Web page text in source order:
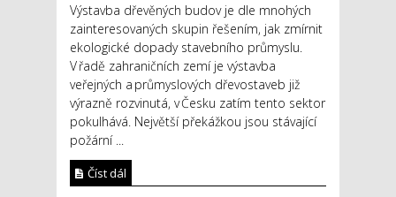
Výstavba dřevěných budov je dle mnohých
zainteresovaných skupin řešením, jak zmírnit
ekologické dopady stavebního průmyslu.
V řadě zahraničních zemí je výstavba
veřejných a průmyslových dřevostaveb již
výrazně rozvinutá, v Česku zatím tento sektor
pokulhává. Největší překážkou jsou stávající
požární ...
Číst dál